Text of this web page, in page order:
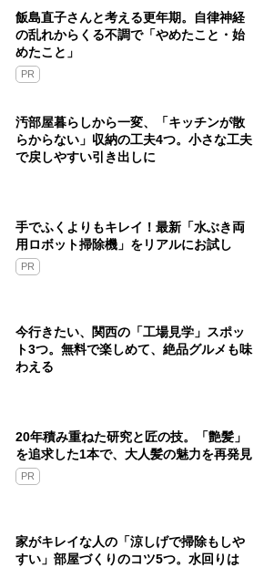
飯島直子さんと考える更年期。自律神経
の乱れからくる不調で「やめたこと・始
めたこと」
PR
汚部屋暮らしから一変、「キッチンが散
らからない」収納の工夫4つ。小さな工夫
で戻しやすい引き出しに
手でふくよりもキレイ！最新「水ぶき両
用ロボット掃除機」をリアルにお試し
PR
今行きたい、関西の「工場見学」スポッ
ト3つ。無料で楽しめて、絶品グルメも味
わえる
20年積み重ねた研究と匠の技。「艶髪」
を追求した1本で、大人髪の魅力を再発見
PR
家がキレイな人の「涼しげで掃除もしや
すい」部屋づくりのコツ5つ。水回りは